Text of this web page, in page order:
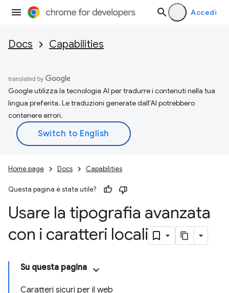
Accedi
Docs Capabilities
Google utilizza la tecnologia AI per tradurre i contenuti nella tua
lingua preferita. Le traduzioni generate dall'AI potrebbero
contenere errori.
Home page Docs Capabilities
Questa pagina è stata utile?
Usare la tipografia avanzata
con i caratteri locali
Su questa pagina
Caratteri sicuri per il web